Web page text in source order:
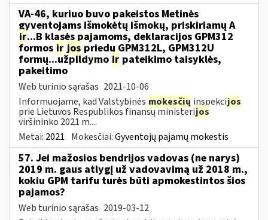
VA-46, kuriuo buvo pakeistos Metinės
gyventojams išmokėtų išmokų, priskiriamų A
ir...B klasės pajamoms, deklaracijos GPM312
formos ir jos priedų GPM312L, GPM312U
formų...užpildymo ir pateikimo taisyklės,
pakeitimo
Web turinio sąrašas 2021-10-06
Informuojame, kad Valstybinės mokesčių inspekcijos
prie Lietuvos Respublikos finansų ministerijos
viršininko 2021 m....
Metai: 2021 Mokesčiai:Gyventojų pajamų mokestis
57. Jei mažosios bendrijos vadovas (ne narys)
2019 m. gaus atlygį už vadovavimą už 2018 m.,
kokiu GPM tarifu turės būti apmokestintos šios
pajamos?
Web turinio sąrašas 2019-03-12